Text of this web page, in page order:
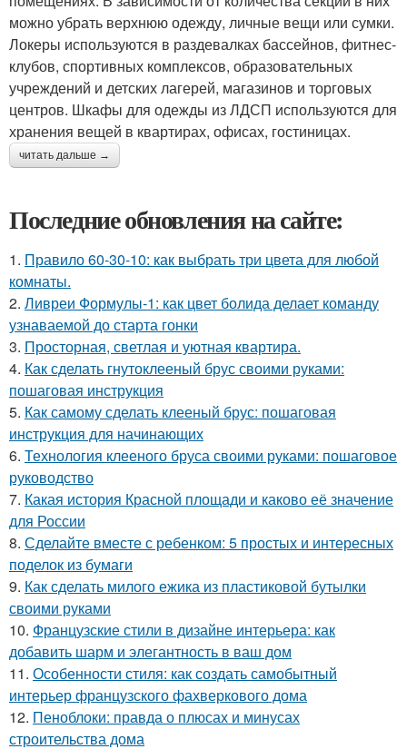
можно убрать верхнюю одежду, личные вещи или сумки.
Локеры используются в раздевалках бассейнов, фитнес-
клубов, спортивных комплексов, образовательных
учреждений и детских лагерей, магазинов и торговых
центров. Шкафы для одежды из ЛДСП используются для
хранения вещей в квартирах, офисах, гостиницах.
читать дальше →
Последние обновления на сайте:
1. Правило 60-30-10: как выбрать три цвета для любой
комнаты.
2. Ливреи Формулы-1: как цвет болида делает команду
узнаваемой до старта гонки
3. Просторная, светлая и уютная квартира.
4. Как сделать гнутоклееный брус своими руками:
пошаговая инструкция
5. Как самому сделать клееный брус: пошаговая
инструкция для начинающих
6. Технология клееного бруса своими руками: пошаговое
руководство
7. Какая история Красной площади и каково её значение
для России
8. Сделайте вместе с ребенком: 5 простых и интересных
поделок из бумаги
9. Как сделать милого ежика из пластиковой бутылки
своими руками
10. Французские стили в дизайне интерьера: как
добавить шарм и элегантность в ваш дом
11. Особенности стиля: как создать самобытный
интерьер французского фахверкового дома
12. Пеноблоки: правда о плюсах и минусах
строительства дома